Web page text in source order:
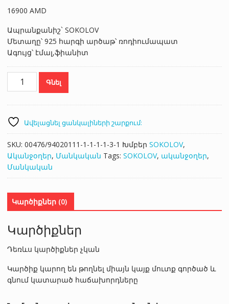
16900 AMD
Ապրանքանիշ` SOKOLOV
Մետաղը՝ 925 հարգի արծաթ՝ ռոդիումապատ
Ագույց՝ էմալ,ֆիանիտ
SOKOLOV
94027118
Գնել
Ավելացնել ցանկալիների շարքում:
SKU: 00476/94020111-1-1-1-1-3-1 Խմբեր SOKOLOV,
Ականջօղեր, Մանկական Tags: SOKOLOV, ականջօղեր,
Մանկական
Կարծիքներ (0)
Կարծիքներ
Դեռևս կարծիքներ չկան
Կարծիք կարող են թողնել միայն կայք մուտք գործած և
գնում կատարած հաճախորդները